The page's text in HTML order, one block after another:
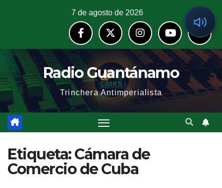
7 de agosto de 2026
Radio Guantánamo
Trinchera Antimperialista
Etiqueta:Cámara de
Comercio de Cuba